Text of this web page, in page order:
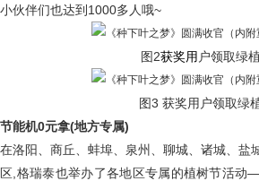
小伙伴们也达到1000多人哦~
图2获奖用 户领取绿植
图3 获奖用户领取绿
节能机0元拿(地方专属)
在洛阳、商丘、蚌埠、泉州、聊城、诸城、盐
区,格瑞泰也举办了各地区专属的植树节活